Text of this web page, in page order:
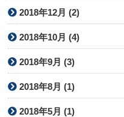
2018年12月 (2)
2018年10月 (4)
2018年9月 (3)
2018年8月 (1)
2018年5月 (1)